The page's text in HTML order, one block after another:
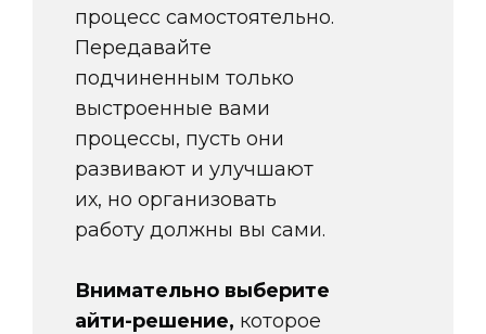
процесс самостоятельно.
Передавайте
подчиненным только
выстроенные вами
процессы, пусть они
развивают и улучшают
их, но организовать
работу должны вы сами.
Внимательно выберите
айти-решение, которое